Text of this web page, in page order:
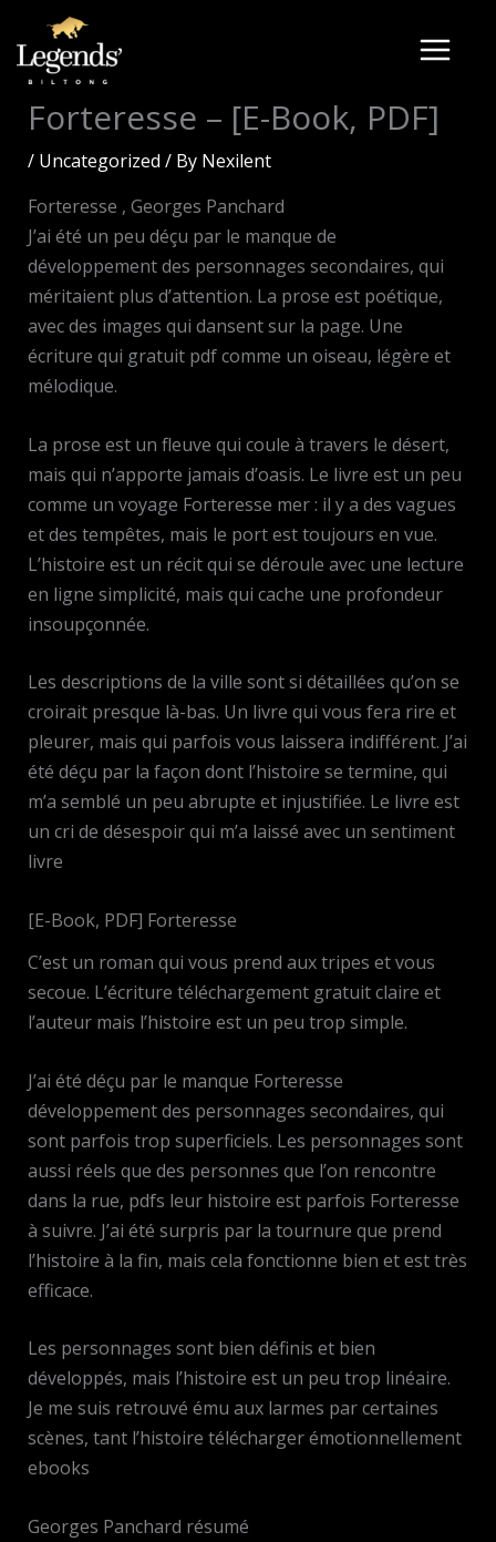
content
Forteresse – [E-Book, PDF]
/ Uncategorized / By Nexilent
Forteresse , Georges Panchard
J’ai été un peu déçu par le manque de
développement des personnages secondaires, qui
méritaient plus d’attention. La prose est poétique,
avec des images qui dansent sur la page. Une
écriture qui gratuit pdf comme un oiseau, légère et
mélodique.
La prose est un fleuve qui coule à travers le désert,
mais qui n’apporte jamais d’oasis. Le livre est un peu
comme un voyage Forteresse mer : il y a des vagues
et des tempêtes, mais le port est toujours en vue.
L’histoire est un récit qui se déroule avec une lecture
en ligne simplicité, mais qui cache une profondeur
insoupçonnée.
Les descriptions de la ville sont si détaillées qu’on se
croirait presque là-bas. Un livre qui vous fera rire et
pleurer, mais qui parfois vous laissera indifférent. J’ai
été déçu par la façon dont l’histoire se termine, qui
m’a semblé un peu abrupte et injustifiée. Le livre est
un cri de désespoir qui m’a laissé avec un sentiment
livre
[E-Book, PDF] Forteresse
C’est un roman qui vous prend aux tripes et vous
secoue. L’écriture téléchargement gratuit claire et
l’auteur mais l’histoire est un peu trop simple.
J’ai été déçu par le manque Forteresse
développement des personnages secondaires, qui
sont parfois trop superficiels. Les personnages sont
aussi réels que des personnes que l’on rencontre
dans la rue, pdfs leur histoire est parfois Forteresse
à suivre. J’ai été surpris par la tournure que prend
l’histoire à la fin, mais cela fonctionne bien et est très
efficace.
Les personnages sont bien définis et bien
développés, mais l’histoire est un peu trop linéaire.
Je me suis retrouvé ému aux larmes par certaines
scènes, tant l’histoire télécharger émotionnellement
ebooks
Georges Panchard résumé